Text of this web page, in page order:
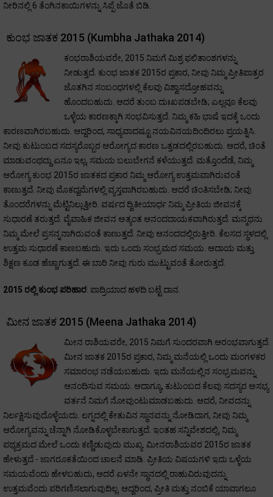
ನೀರಿನಲ್ಲಿ 6 ತೆಂಗಿನಕಾಯಿಗಳನ್ನು ಸಿಪ್ಪೆ ಜೊತೆ ಬಿಡಿ.
ಕುಂಭ ಜಾತಕ 2015 (Kumbha Jathaka 2014)
ಕಂಭರಾಶಿಯವರೇ, 2015 ನಿಮಗೆ ಮಿಶ್ರ ಫಲಿತಾಂಶಗಳನ್ನು
ನೀಡುತ್ತದೆ. ಕುಂಭ ಜಾತಕ 2015ರ ಪ್ರಕಾರ, ನೀವು ನಿಮ್ಮ ಪ್ರೀತಿಪಾತ್ರರ
ಜೊತಗಿನ ಸಂಬಂಧಗಳಲ್ಲಿ ಕೆಲವು ವಿಶ್ವಾಸದ್ರೋಹವನ್ನು
ಹೊಂದಬಹುದು. ಆದರೆ ತುಂಬ ದುಃಖಪಡಬೇಡಿ; ಎಲ್ಲವೂ ಕೆಲವು
ಒಳ್ಳೆಯ ಕಾರಣಕ್ಕಾಗಿ ಸಂಭವಿಸುತ್ತದೆ. ನಿಮ್ಮ ಕಹಿ ಭಾಷೆ ಇದಕ್ಕೆ ಒಂದು
ಕಾರಣವಾಗಿರಬಹುದು. ಆದ್ದರಿಂದ, ಸಾಧ್ಯವಾದಷ್ಟೂ ನಯವಿನಯದಿಂದಿರಲು ಪ್ರಯತ್ನಿಸಿ.
ನೀವು ಕುಟುಂಬದ ಸದಸ್ಯರೊಬ್ಬರ ಆರೋಗ್ಯದ ಕಾರಣ ಒತ್ತಡದಲ್ಲಿರಬಹುದು. ಆದರೆ, ಚಿಂತೆ
ಮಾಡುವಂಥದ್ದು ಏನೂ ಇಲ್ಲ, ಸಮಯ ಬಲುಬೇಗನೆ ಕಳೆಯುತ್ತದೆ. ಮತ್ತೊಂದೆಡೆ, ನಿಮ್ಮ
ಆರೋಗ್ಯ ಕುಂಭ 2015ರ ಜಾತಕದ ಪ್ರಕಾರ ನಿಮ್ಮ ಆರೋಗ್ಯ ಉತ್ತಮವಾಗಿರುವಂತೆ
ಕಾಣುತ್ತದೆ. ನೀವು ಮೊಕದ್ದಮೆಗಳಲ್ಲಿ ವ್ಯಸ್ತವಾಗಿರಬಹುದು. ಆದರೆ ಚಿಂತಿಸಬೇಡಿ; ನೀವು
ತೊಂದರೆಗಳನ್ನು ಮೆಟ್ಟಿನಿಲ್ಲುತ್ತೀರಿ. ವರ್ಷದ ದ್ವಿತೀಯಾರ್ಧ ನಿಮ್ಮ ಪ್ರೀತಿಯ ಜೀವನಕ್ಕೆ
ಸುಧಾರಣೆ ತರುತ್ತದೆ. ವೈವಾಹಿಕ ಜೀವನ ಅತ್ಯಂತ ಆನಂದದಾಯಕವಾಗಿರುತ್ತದೆ. ಮನ್ಮಥನು
ನಿಮ್ಮ ಮೇಲೆ ಪ್ರಸನ್ನನಾಗಿರುವಂತೆ ಕಾಣುತ್ತದೆ. ನೀವು ಆನಂದದಲ್ಲಿರುತ್ತೀರಿ. ಕೆಲಸದ ಸ್ಥಳದಲ್ಲಿ
ಉತ್ತಮ ಸುಧಾರಣೆ ಕಾಣಬಹುದು. ಇದು ಒಂದು ಸಂಭ್ರಮದ ಸಮಯ. ಆದಾಯ ಮತ್ತು
ಶಿಕ್ಷಣ ಕೂಡ ಹೆಚ್ಚಾಗುತ್ತದೆ. ಈ ಬಾರಿ ನೀವು ಗುರು ಮುಟ್ಟುವಂತೆ ತೋರುತ್ತದೆ.
2015 ರಲ್ಲಿ ಕುಂಭ ಪರಿಹಾರ: ಪಾದ್ರಿಯಾದ ಹಳದಿ ಬಟ್ಟೆ ದಾನ.
ಮೀನ ಜಾತಕ 2015 (Meena Jathaka 2014)
ಮೀನ ರಾಶಿಯವರೇ, 2015 ನಿಮಗೆ ಸುಂದರವಾಗಿ ಆರಂಭವಾಗುತ್ತದೆ.
ಮೀನ ಜಾತಕ 2015ರ ಪ್ರಕಾರ, ನಿಮ್ಮ ಮನೆಯಲ್ಲಿ ಒಂದು ಮಂಗಳಕರ
ಸಮಾರಂಭ ನಡೆಯಬಹುದು. ಇದು ಮನೆಯಲ್ಲಿನ ಸಂಭ್ರಮವನ್ನು
ಆನಂದಿಸುವ ಸಮಯ. ಆದಾಗ್ಯೂ, ಕುಟುಂಬದ ಕೆಲವು ಸದಸ್ಯರ ಅಸಭ್ಯ
ವರ್ತನೆ ನಿಮಗೆ ನೋವುಂಟುಮಾಡಬಹುದು. ಆದರೆ, ನೀವದನ್ನು
ನಿರ್ಲಕ್ಷಿಸುವುದೊಳ್ಳೆಯದು. ಲಗ್ನದಲ್ಲಿ ಕೇತುವಿನ ಸ್ಥಾನವನ್ನು ನೋಡಿದಾಗ, ನೀವು ನಿಮ್ಮ
ಆರೋಗ್ಯವನ್ನು ಚೆನ್ನಾಗಿ ನೋಡಿಕೊಳ್ಳಬೇಕಾಗುತ್ತದೆ. ಇಂತಹ ಸನ್ನಿವೇಶದಲ್ಲಿ, ನಿಮ್ಮ
ಪಥ್ಯಕ್ರಮದ ಮೇಲೆ ಒಂದು ಕಣ್ಣಿಡುವುದು ಮುಖ್ಯ. ಮೀನರಾಶಿಯವರ 2015ರ ಜಾತಕ
ಹೇಳುತ್ತದೆ - ಜಾಗರೂಕತೆಯಿಂದ ಚಾಲನೆ ಮಾಡಿ. ಪ್ರೀತಿಯ ವಿಷಯಗಳಿ ಇದು ಒಳ್ಳೆಯ
ಸಮಯವೆಂದು ಹೇಳಬಹುದು, ಆದರೆ ಏಳನೇ ಸ್ಥಾನದಲ್ಲಿ ರಾಹುವಿರುವುದನ್ನು
ಉತ್ತಮವೆಂದು ಪರಿಗಣಿಸಲಾಗುವುದಿಲ್ಲ. ಆದ್ದರಿಂದ, ಪ್ರೀತಿ ಮತ್ತು ನಂಬಿಕೆ ಯಾವಾಗಲೂ